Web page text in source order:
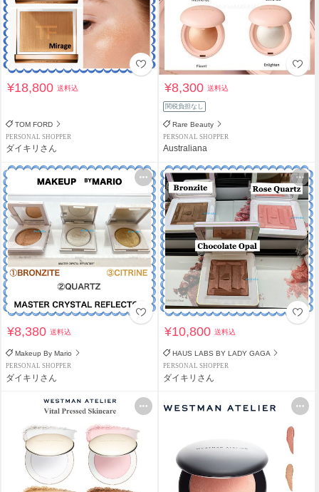
¥18,800送料込
TOM FORD
PERSONAL SHOPPER
ダイキリさん
¥8,300送料込
関税負担なし
Rare Beauty
PERSONAL SHOPPER
Australiana
¥8,380送料込
Makeup By Mario
PERSONAL SHOPPER
ダイキリさん
¥10,800送料込
HAUS LABS BY LADY GAGA
PERSONAL SHOPPER
ダイキリさん